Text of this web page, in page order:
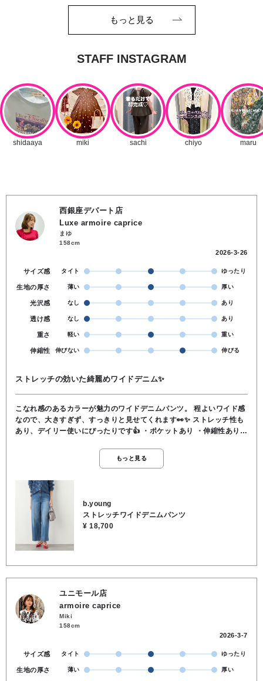
もっと見る
西銀座デパート店
Luxe armoire caprice
まゆ
158cm
2026-3-26
サイズ感 タイト ゆったり
生地の厚さ 薄い 厚い
光沢感 なし あり
透け感 なし あり
重さ 軽い 重い
伸縮性 伸びない 伸びる
ストレッチの効いた綺麗めワイドデニム✨️
こなれ感のあるカラーが魅力のワイドデニムパンツ。 程よいワイド感
なので、大きすぎず、すっきりと見せてくれます👀✨️ ストレッチ性も
あり、デイリー使いにぴったりです👍 ・ポケットあり ・伸縮性あり
もっと見る
b.young
ストレッチワイドデニムパンツ
¥ 18,700
ユニモール店
armoire caprice
Miki
158cm
2026-3-7
サイズ感 タイト ゆったり
生地の厚さ 薄い 厚い